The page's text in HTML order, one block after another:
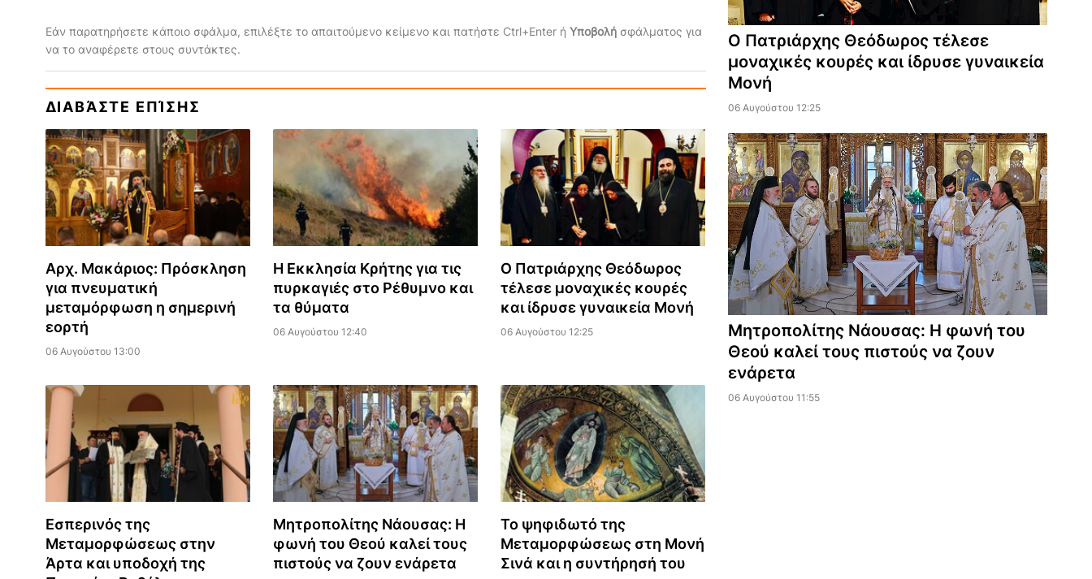
Εάν παρατηρήσετε κάποιο σφάλμα, επιλέξτε το απαιτούμενο κείμενο και πατήστε Ctrl+Enter ή Υποβολήσφάλματος για
να το αναφέρετε στους συντάκτες.
ΔΙΑΒΆΣΤΕ ΕΠΊΣΗΣ
Αρχ. Μακάριος: Πρόσκληση
για πνευματική
μεταμόρφωση η σημερινή
εορτή
06 Αυγούστου 13:00
Η Εκκλησία Κρήτης για τις
πυρκαγιές στο Ρέθυμνο και
τα θύματα
06 Αυγούστου 12:40
Ο Πατριάρχης Θεόδωρος
τέλεσε μοναχικές κουρές
και ίδρυσε γυναικεία Μονή
06 Αυγούστου 12:25
Εσπερινός της
Μεταμορφώσεως στην
Άρτα και υποδοχή της
Μητροπολίτης Νάουσας: Η
φωνή του Θεού καλεί τους
πιστούς να ζουν ενάρετα
Το ψηφιδωτό της
Μεταμορφώσεως στη Μονή
Σινά και η συντήρησή του
Ο Πατριάρχης Θεόδωρος τέλεσε
μοναχικές κουρές και ίδρυσε γυναικεία
Μονή
06 Αυγούστου 12:25
Μητροπολίτης Νάουσας: Η φωνή του
Θεού καλεί τους πιστούς να ζουν
ενάρετα
06 Αυγούστου 11:55